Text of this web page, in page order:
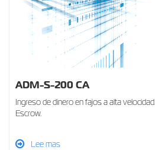
ADM-S-200 CA
Ingreso de dinero en fajos a alta velocidad.
Escrow.
Lee mas